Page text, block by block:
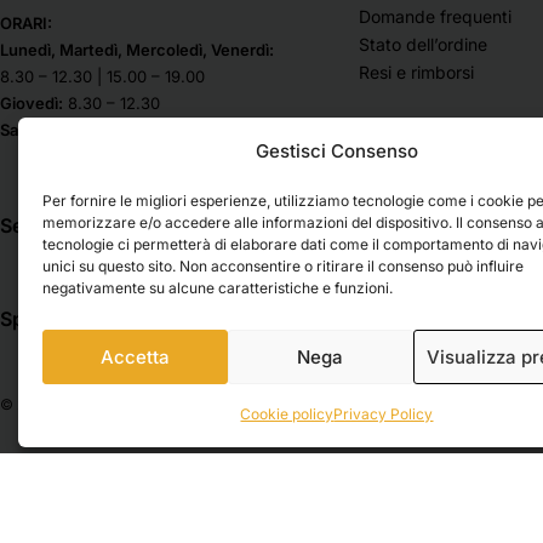
Gestisci Consenso
Per fornire le migliori esperienze, utilizziamo tecnologie come i cookie
memorizzare e/o accedere alle informazioni del dispositivo. Il consenso
tecnologie ci permetterà di elaborare dati come il comportamento di
unici su questo sito. Non acconsentire o ritirare il consenso può influire
negativamente su alcune caratteristiche e funzioni.
Accetta Nega Visualizza
Cookie policyPrivacy Policy
Carta per pastello
Carta velina
Cartonaggio
Cavalletti
Cassette a cavalletto
Cassette vuote
Cavalletti da campagna
Lefranc Bourgeois
Liquitex
Lyra
Maimeri
Molotow
Musa Belle Arti
Nova Spa
Novecento
Pentel
ORARI:
Lunedì, Martedì, Mercoledì, Venerdì:
8.30 – 12.30 | 15.00 – 19.00
Giovedì: 8.30 – 12.30
Sabato & Domenica chiuso
Seguici su
Domande frequenti
Stato dell’ordine
Resi e rimborsi
Spedizioni
© 2026 Belle Arti Corbara, IT03736520408 – REA: FO – 314246. All rights